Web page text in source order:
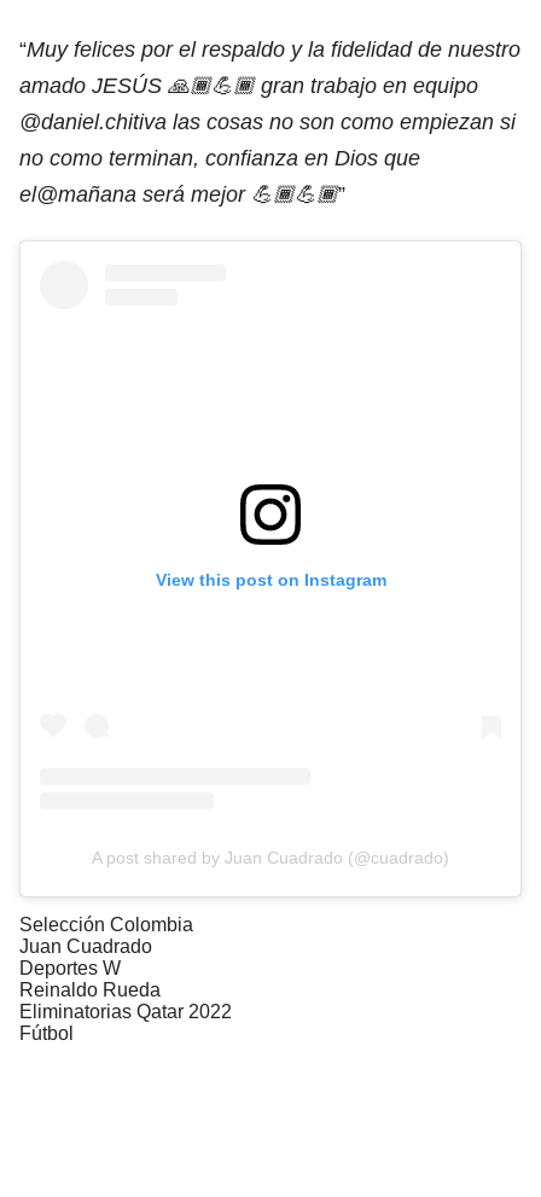
“Muy felices por el respaldo y la fidelidad de nuestro
amado JESÚS 🙏🏾💪🏾 gran trabajo en equipo
@daniel.chitiva las cosas no son como empiezan si
no como terminan, confianza en Dios que
el@mañana será mejor 💪🏾💪🏾”
View this post on Instagram
A post shared by Juan Cuadrado (@cuadrado)
Selección Colombia
Juan Cuadrado
Deportes W
Reinaldo Rueda
Eliminatorias Qatar 2022
Fútbol